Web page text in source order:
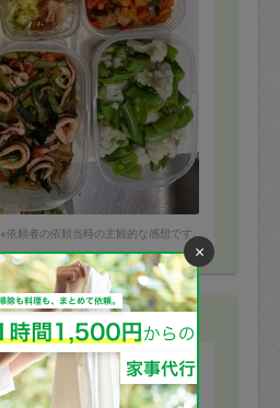
※依頼者の依頼当時の主観的な感想です。
×